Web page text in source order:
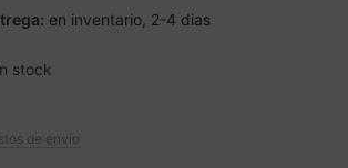
en inventario, 2-4 dias
stock
de envío